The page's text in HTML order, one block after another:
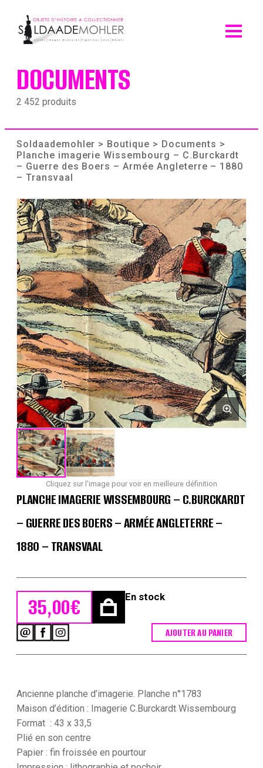
content
DOCUMENTS
2 452 produits
Soldaademohler > Boutique > Documents >
Planche imagerie Wissembourg – C.Burckardt
– Guerre des Boers – Armée Angleterre – 1880
– Transvaal
Cliquez sur l'image pour voir en meilleure définition
PLANCHE IMAGERIE WISSEMBOURG – C.BURCKARDT
– GUERRE DES BOERS – ARMÉE ANGLETERRE –
1880 – TRANSVAAL
35,00€ En stock
-
C.Burckardt
-
Guerre
des
Boers
AJOUTER AU PANIER
Ancienne planche d’imagerie. Planche n°1783
Maison d’édition : Imagerie C.Burckardt Wissembourg
Format : 43 x 33,5
Plié en son centre
Papier : fin froissée en pourtour